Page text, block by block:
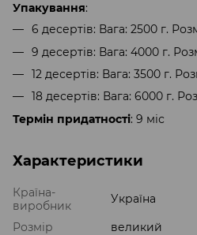
Упакування:
6 десертів: Вага: 2500 г.
9 десертів: Вага: 4000 г.
12 десертів: Вага: 3500 г.
18 десертів: Вага: 6000 г.
Термін придатності: 9 міс
Характеристики
Країна-
виробник
Україна
Розмір
великий